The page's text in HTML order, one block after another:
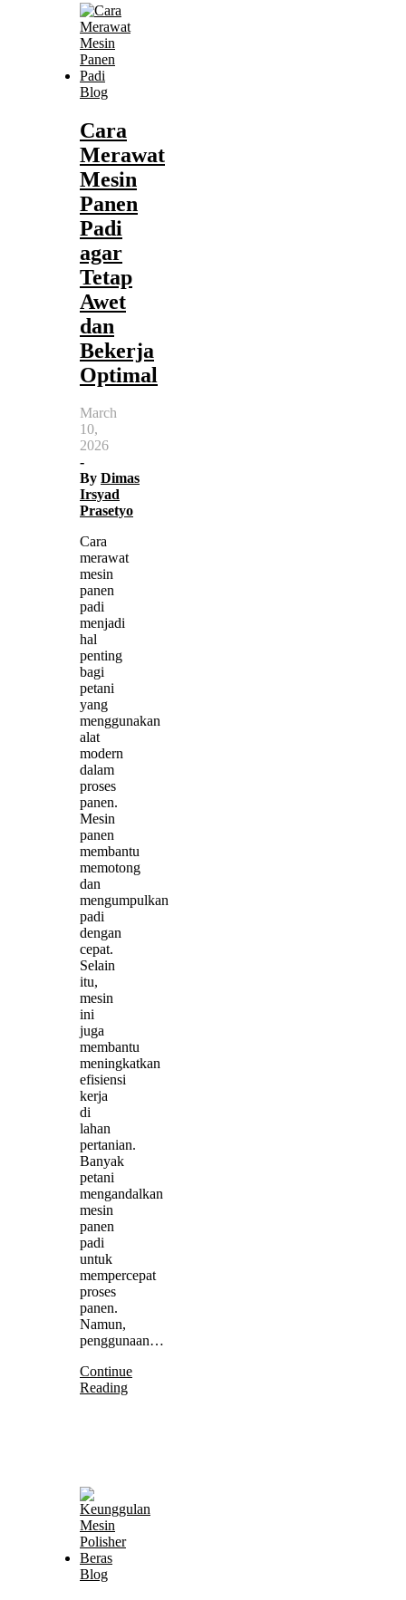
Blog
Cara
Merawat
Mesin
Panen
Padi
agar
Tetap
Awet
dan
Bekerja
Optimal
March
10,
2026
-
By Dimas
Irsyad
Prasetyo
Cara
merawat
mesin
panen
padi
menjadi
hal
penting
bagi
petani
yang
menggunakan
alat
modern
dalam
proses
panen.
Mesin
panen
membantu
memotong
dan
mengumpulkan
padi
dengan
cepat.
Selain
itu,
mesin
ini
juga
membantu
meningkatkan
efisiensi
kerja
di
lahan
pertanian.
Banyak
petani
mengandalkan
mesin
panen
padi
untuk
mempercepat
proses
panen.
Namun,
penggunaan…
Continue
Reading
Blog